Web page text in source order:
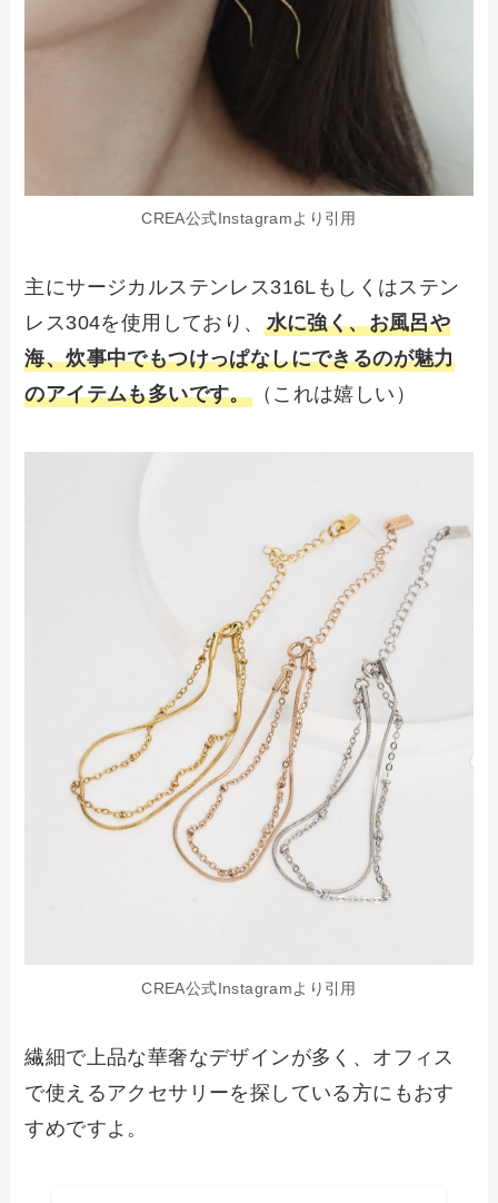
CREA公式Instagramより引用
主にサージカルステンレス316Lもしくはステン
レス304を使用しており、 水に強く、お風呂や
海、炊事中でもつけっぱなしにできるのが魅力
のアイテムも多いです。（これは嬉しい）
CREA公式Instagramより引用
繊細で上品な華奢なデザインが多く、オフィス
で使えるアクセサリーを探している方にもおす
すめですよ。